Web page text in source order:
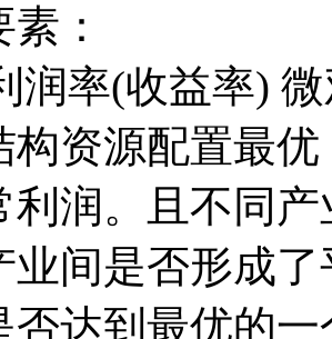
：
润率(收益率)
构资源配置最
利润。且不同
业间是否形成
否达到最优的